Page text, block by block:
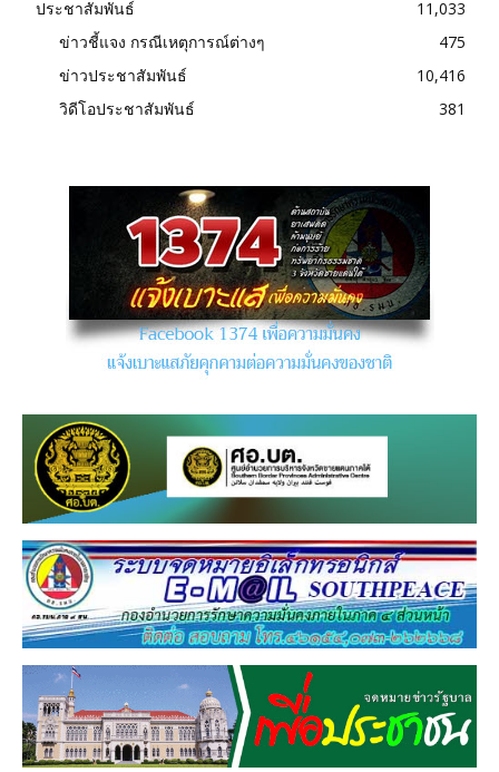
ประชาสัมพันธ์
11,033
ข่าวชี้แจง กรณีเหตุการณ์ต่างๆ
475
ข่าวประชาสัมพันธ์
10,416
วิดีโอประชาสัมพันธ์
381